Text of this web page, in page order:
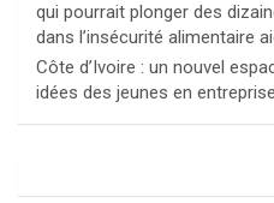
qui pourrait plonger des
dans l’insécurité alimentaire
Côte d’Ivoire : un nouvel
idées des jeunes en